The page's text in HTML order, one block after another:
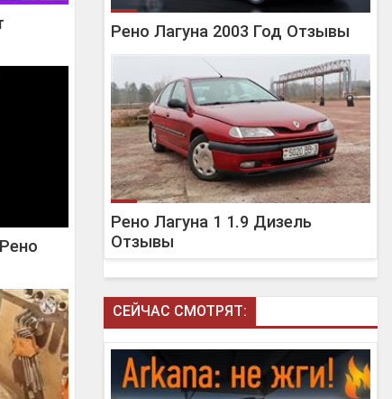
Рено Лагуна 2003 Год Отзывы
Рено Лагуна 1 1.9 Дизель
Отзывы
СЕЙЧАС СМОТРЯТ: